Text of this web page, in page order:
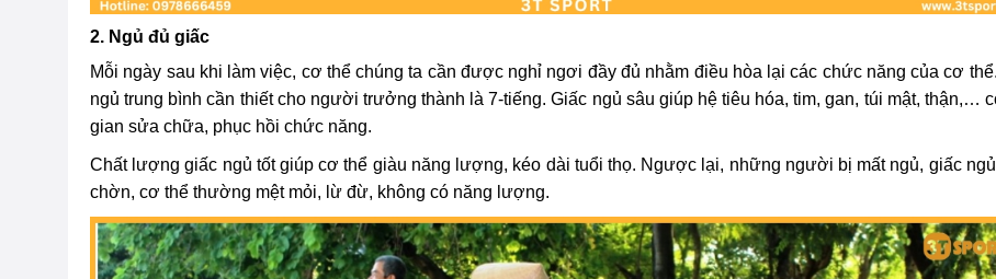
2. Ngủ đủ giấc
Mỗi ngày sau khi làm việc, cơ thể chúng ta cần được nghỉ ngơi đầy đủ nhằm điều hòa lại các chức năng của cơ
ngủ trung bình cần thiết cho người trưởng thành là 7-tiếng. Giấc ngủ sâu giúp hệ tiêu hóa, tim, gan, túi mật, thận,…
gian sửa chữa, phục hồi chức năng.
Chất lượng giấc ngủ tốt giúp cơ thể giàu năng lượng, kéo dài tuổi thọ. Ngược lại, những người bị mất ngủ, giấc
chờn, cơ thể thường mệt mỏi, lừ đừ, không có năng lượng.